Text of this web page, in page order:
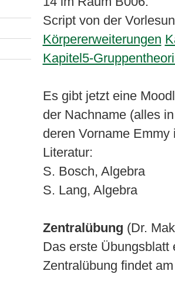
Script von der
Körpererweiterungen
Kapitel5-
Es gibt jetzt eine
der Nachname (alles
deren Vorname Emmy
Literatur:
S. Bosch, Algebra
S. Lang, Algebra
Zentralübung (Dr.
Das erste Übungsblatt
Zentralübung findet